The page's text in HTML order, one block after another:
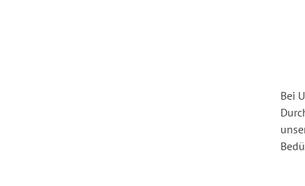
Bei